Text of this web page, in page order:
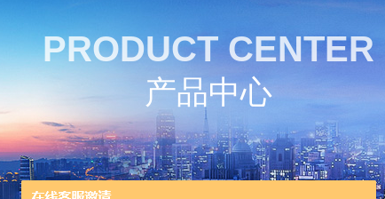
PRODUCT CENTER
产品中心